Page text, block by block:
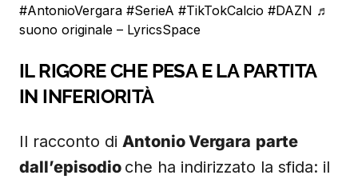
#AntonioVergara #SerieA #TikTokCalcio #DAZN ♬
suono originale – LyricsSpace
IL RIGORE CHE PESA E LA PARTITA
IN INFERIORITÀ
Il racconto di Antonio Vergara parte
dall’episodio che ha indirizzato la sfida: il